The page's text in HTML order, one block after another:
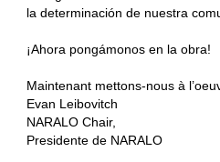
la determinación de nuestra
¡Ahora pongámonos en la obra!
Maintenant mettons-nous à
Evan Leibovitch
NARALO Chair,
Presidente de NARALO